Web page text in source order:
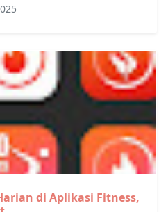
di Aplikasi Fitness,